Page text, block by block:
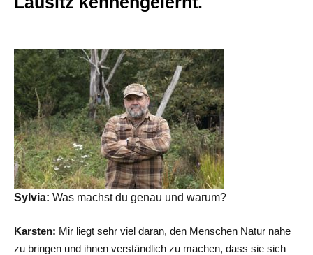
Sylvia: Was machst du genau und warum?
Karsten: Mir liegt sehr viel daran, den Menschen Natur nahe
zu bringen und ihnen verständlich zu machen, dass sie sich